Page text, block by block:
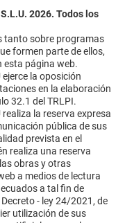
2026. Todos los
tanto sobre programas
formen parte de ellos,
esta página web.
la oposición
en la elaboración
32.1 del TRLPI.
la reserva expresa
pública de sus
prevista en el
realiza una reserva
obras y otras
a medios de lectura
a tal fin de
- ley 24/2021, de
utilización de sus